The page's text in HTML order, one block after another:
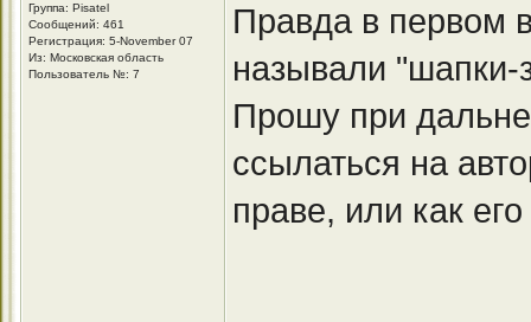
Группа: Pisatel
Сообщений: 461
Регистрация: 5-November 07
Из: Московская область
Пользователь №: 7
Правда в первом
называли "шапки-
Прошу при
ссылаться на
праве, или как